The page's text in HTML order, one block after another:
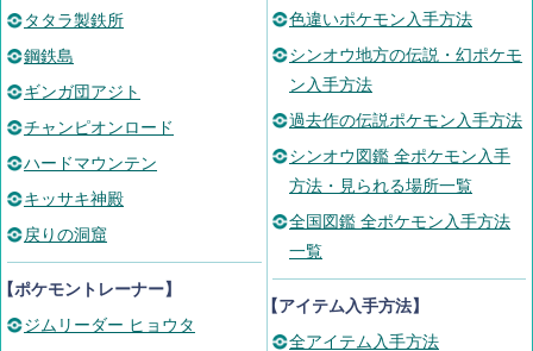
タタラ製鉄所
鋼鉄島
ギンガ団アジト
チャンピオンロード
ハードマウンテン
キッサキ神殿
戻りの洞窟
ポケモントレーナー】
ジムリーダー ヒョウタ
色違いポケモン入手方法
シンオウ地方の伝説・幻ポケモ
ン入手方法
過去作の伝説ポケモン入手方法
シンオウ図鑑 全ポケモン入手
方法・見られる場所一覧
全国図鑑 全ポケモン入手方法
一覧
【アイテム入手方法】
全アイテム入手方法